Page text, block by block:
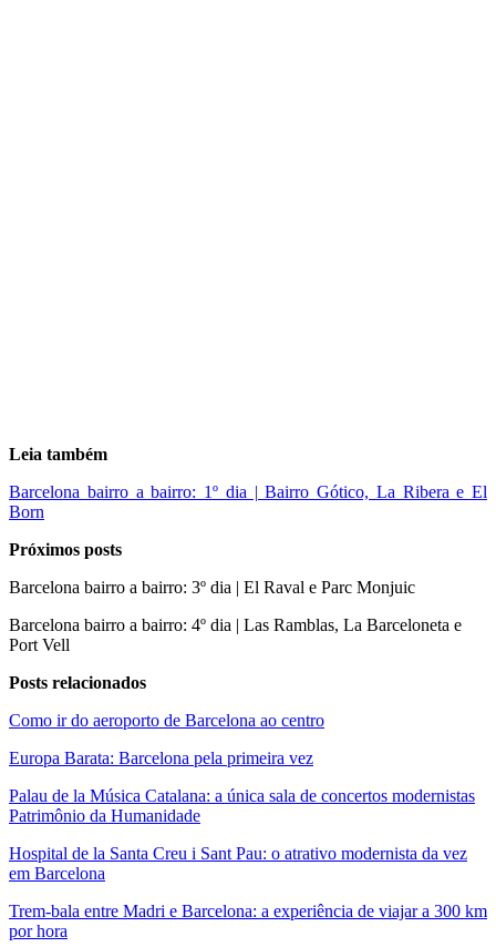
Leia também
Barcelona bairro a bairro: 1º dia | Bairro Gótico, La Ribera e El
Born
Próximos posts
Barcelona bairro a bairro: 3º dia | El Raval e Parc Monjuic
Barcelona bairro a bairro: 4º dia | Las Ramblas, La Barceloneta e
Port Vell
Posts relacionados
Como ir do aeroporto de Barcelona ao centro
Europa Barata: Barcelona pela primeira vez
Palau de la Música Catalana: a única sala de concertos modernistas
Patrimônio da Humanidade
Hospital de la Santa Creu i Sant Pau: o atrativo modernista da vez
em Barcelona
Trem-bala entre Madri e Barcelona: a experiência de viajar a 300 km
por hora